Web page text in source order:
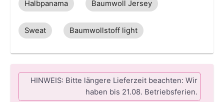
Halbpanama Baumwoll Jersey
Sweat Baumwollstoff light
HINWEIS: Bitte längere Lieferzeit beachten: Wir
haben bis 21.08. Betriebsferien.